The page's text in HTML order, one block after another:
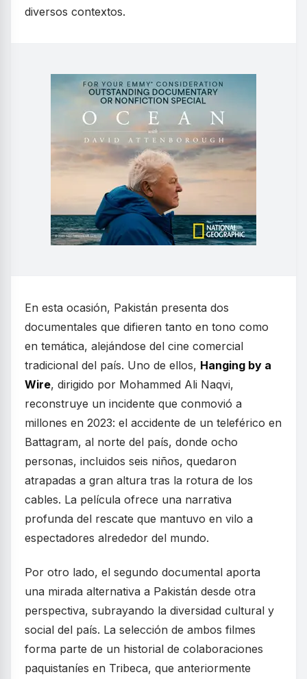
diversos contextos.
En esta ocasión, Pakistán presenta dos
documentales que difieren tanto en tono como
en temática, alejándose del cine comercial
tradicional del país. Uno de ellos, Hanging by a
Wire, dirigido por Mohammed Ali Naqvi,
reconstruye un incidente que conmovió a
millones en 2023: el accidente de un teleférico en
Battagram, al norte del país, donde ocho
personas, incluidos seis niños, quedaron
atrapadas a gran altura tras la rotura de los
cables. La película ofrece una narrativa
profunda del rescate que mantuvo en vilo a
espectadores alrededor del mundo.
Por otro lado, el segundo documental aporta
una mirada alternativa a Pakistán desde otra
perspectiva, subrayando la diversidad cultural y
social del país. La selección de ambos filmes
forma parte de un historial de colaboraciones
paquistaníes en Tribeca, que anteriormente